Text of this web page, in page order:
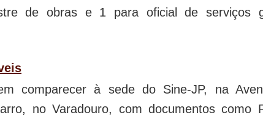
de obras e 1 para oficial de serviços
comparecer à sede do Sine-JP, na
no Varadouro, com documentos como